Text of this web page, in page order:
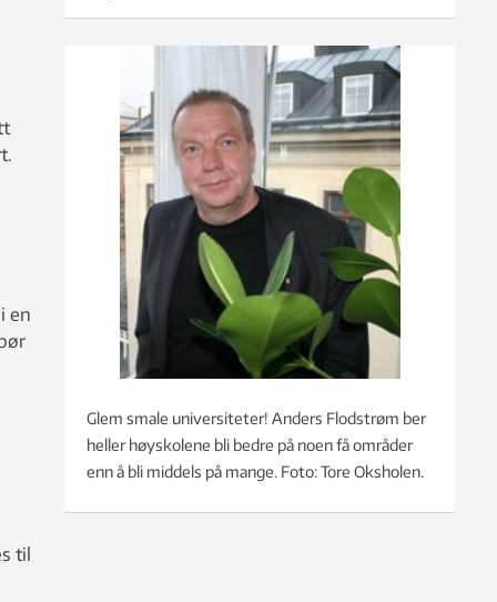
Glem smale universiteter! Anders Flodstrøm ber
heller høyskolene bli bedre på noen få områder
enn å bli middels på mange. Foto: Tore Oksholen.
en
til